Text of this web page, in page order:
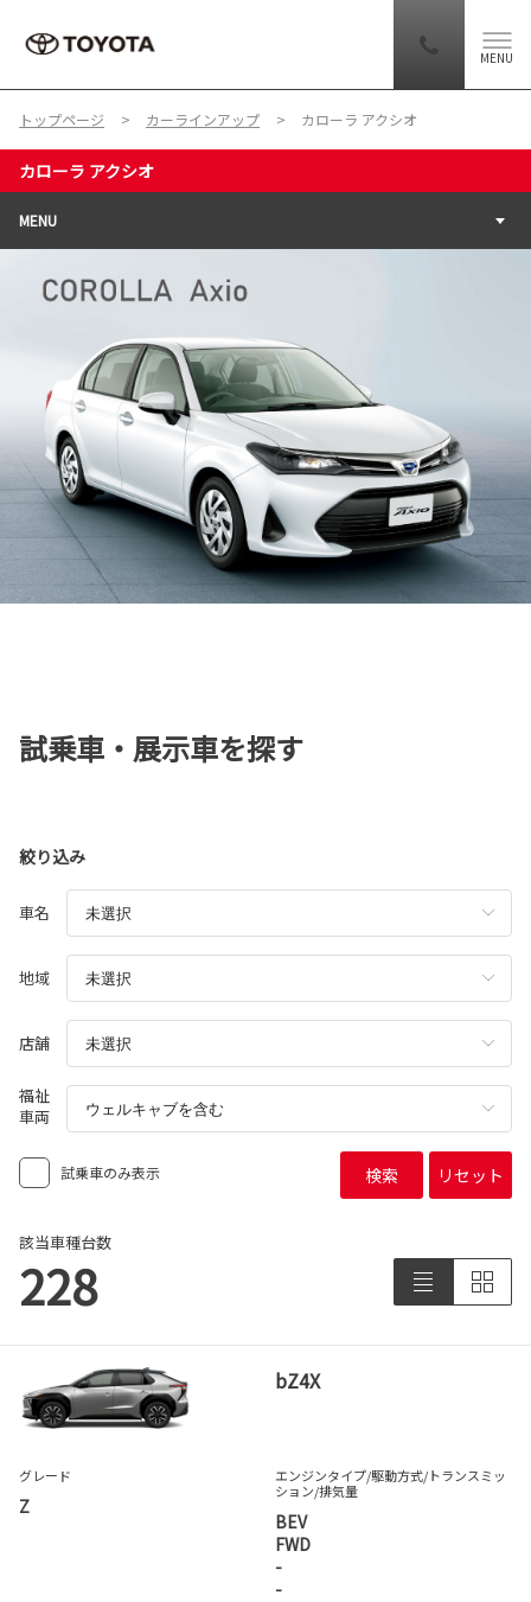
MENU
トップページ カーラインアップ カローラ アクシオ
カローラ アクシオ
MENU
試乗車・展示車を探す
絞り込み
車名
地域
店舗
福祉
車両
試乗車のみ表示 検索 リセット
該当車種台数
228
bZ4X
グレード
Z
エンジンタイプ/駆動方式/トランスミッ
ション/排気量
BEV
FWD
-
-